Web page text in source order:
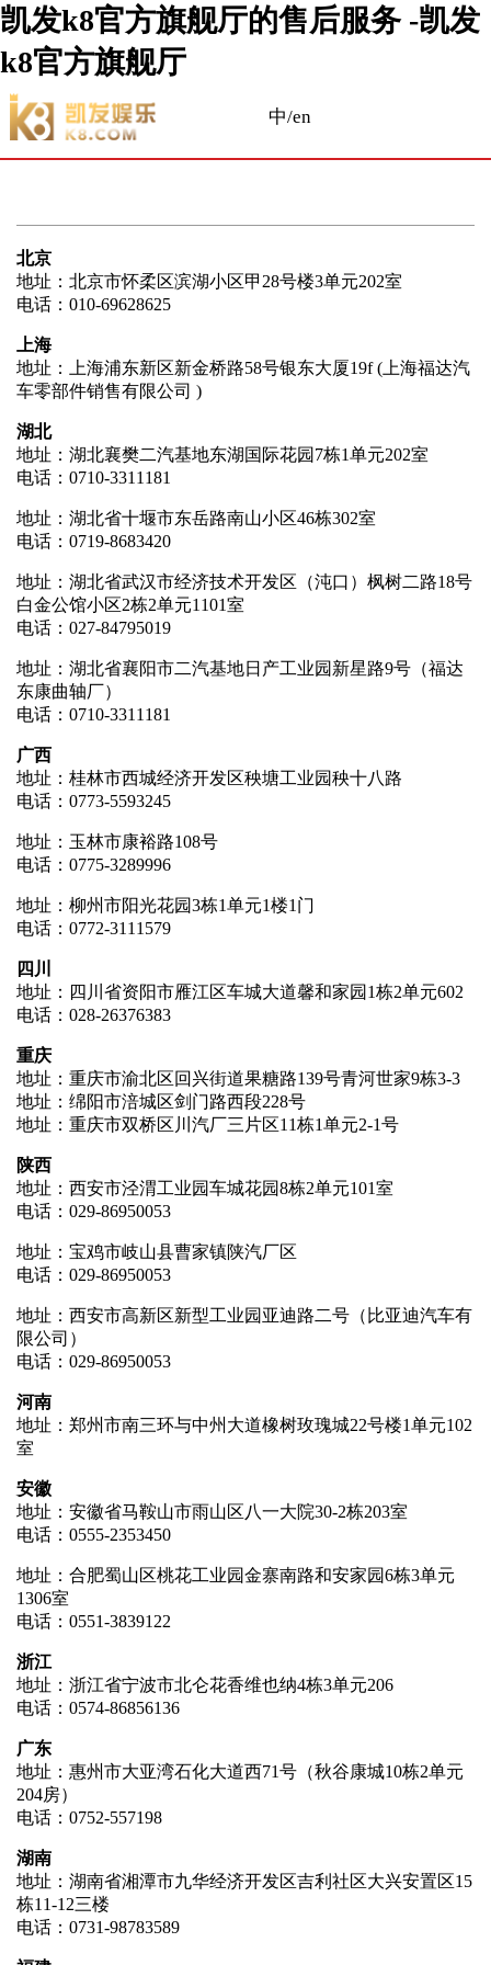
凯发k8官方旗舰厅的售后服务 -凯发
k8官方旗舰厅
中/en
北京
地址：北京市怀柔区滨湖小区甲28号楼3单元202室
电话：010-69628625
上海
地址：上海浦东新区新金桥路58号银东大厦19f (上海福达汽
车零部件销售有限公司 )
湖北
地址：湖北襄樊二汽基地东湖国际花园7栋1单元202室
电话：0710-3311181
地址：湖北省十堰市东岳路南山小区46栋302室
电话：0719-8683420
地址：湖北省武汉市经济技术开发区（沌口）枫树二路18号
白金公馆小区2栋2单元1101室
电话：027-84795019
地址：湖北省襄阳市二汽基地日产工业园新星路9号（福达
东康曲轴厂）
电话：0710-3311181
广西
地址：桂林市西城经济开发区秧塘工业园秧十八路
电话：0773-5593245
地址：玉林市康裕路108号
电话：0775-3289996
地址：柳州市阳光花园3栋1单元1楼1门
电话：0772-3111579
四川
地址：四川省资阳市雁江区车城大道馨和家园1栋2单元602
电话：028-26376383
重庆
地址：重庆市渝北区回兴街道果糖路139号青河世家9栋3-3
地址：绵阳市涪城区剑门路西段228号
地址：重庆市双桥区川汽厂三片区11栋1单元2-1号
陕西
地址：西安市泾渭工业园车城花园8栋2单元101室
电话：029-86950053
地址：宝鸡市岐山县曹家镇陕汽厂区
电话：029-86950053
地址：西安市高新区新型工业园亚迪路二号（比亚迪汽车有
限公司）
电话：029-86950053
河南
地址：郑州市南三环与中州大道橡树玫瑰城22号楼1单元102
室
安徽
地址：安徽省马鞍山市雨山区八一大院30-2栋203室
电话：0555-2353450
地址：合肥蜀山区桃花工业园金寨南路和安家园6栋3单元
1306室
电话：0551-3839122
浙江
地址：浙江省宁波市北仑花香维也纳4栋3单元206
电话：0574-86856136
广东
地址：惠州市大亚湾石化大道西71号（秋谷康城10栋2单元
204房）
电话：0752-557198
湖南
地址：湖南省湘潭市九华经济开发区吉利社区大兴安置区15
栋11-12三楼
电话：0731-98783589